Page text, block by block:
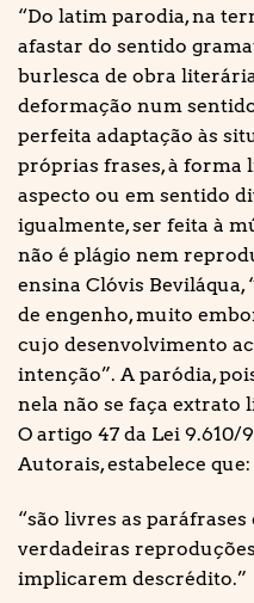
“Do latim parodia, na
afastar do sentido
burlesca de obra
deformação num
perfeita adaptação às
próprias frases, à forma
aspecto ou em sentido
igualmente, ser feita à
não é plágio nem
ensina Clóvis
de engenho, muito
cujo desenvolvimento
intenção”. A paródia,
nela não se faça extrato
O artigo 47 da Lei
Autorais, estabelece que:
“são livres as
verdadeiras
implicarem descrédito.”